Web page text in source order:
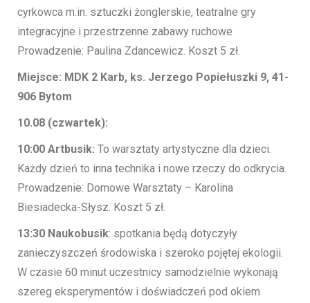
cyrkowca m.in. sztuczki żonglerskie, teatralne gry
integracyjne i przestrzenne zabawy ruchowe
Prowadzenie: Paulina Zdancewicz. Koszt 5 zł.
Miejsce: MDK 2 Karb, ks. Jerzego Popiełuszki 9, 41-
906 Bytom
10.08 (czwartek):
10:00 Artbusik: To warsztaty artystyczne dla dzieci.
Każdy dzień to inna technika i nowe rzeczy do odkrycia.
Prowadzenie: Domowe Warsztaty – Karolina
Biesiadecka-Słysz. Koszt 5 zł.
13:30 Naukobusik: spotkania będą dotyczyły
zanieczyszczeń środowiska i szeroko pojętej ekologii.
W czasie 60 minut uczestnicy samodzielnie wykonają
szereg eksperymentów i doświadczeń pod okiem